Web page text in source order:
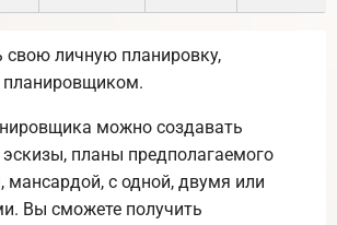
свою личную планировку,
планировщиком.
можно создавать
планы предполагаемого
мансардой, с одной, двумя или
Вы сможете получить